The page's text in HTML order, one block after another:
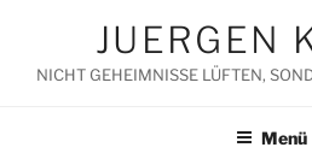
springen
JUERGEN
NICHT GEHEIMNISSE LÜFTEN,
Menü